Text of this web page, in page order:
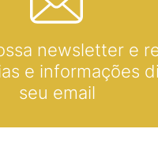
newsletter e
e informações
seu email